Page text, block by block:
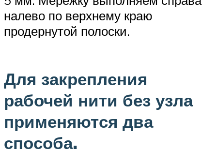
налево по верхнему краю
продернутой полоски.
Для закрепления
рабочей нити без узла
применяются два
способа.